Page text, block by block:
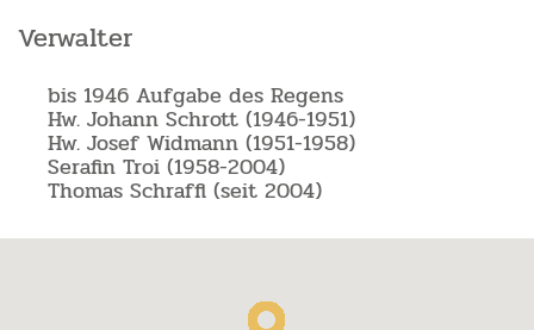
Verwalter
bis 1946 Aufgabe des Regens
Hw. Johann Schrott (1946-1951)
Hw. Josef Widmann (1951-1958)
Serafin Troi (1958-2004)
Thomas Schraffl (seit 2004)